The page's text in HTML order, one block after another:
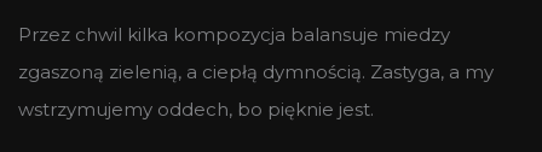
Przez chwil kilka kompozycja balansuje miedzy
zgaszoną zielenią, a ciepłą dymnością. Zastyga, a my
wstrzymujemy oddech, bo pięknie jest.